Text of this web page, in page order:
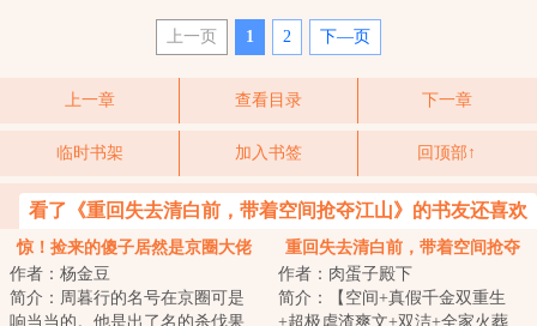
上一页 1 2 下—页
上一章 查看目录 下一章
临时书架 加入书签 回顶部↑
看了《重回失去清白前，带着空间抢夺江山》的书友还喜欢
看
惊！捡来的傻子居然是京圈大佬
作者：杨金豆
简介：周暮行的名号在京圈可是
响当当的。他是出了名的杀伐果
重回失去清白前，带着空间抢夺
江山
作者：肉蛋子殿下
简介：【空间+真假千金双重生
+超极虐渣爽文+双洁+全家火葬